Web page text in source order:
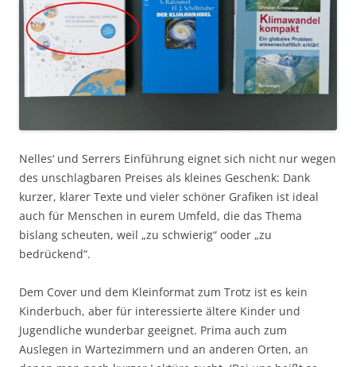
Nelles‘ und Serrers Einführung eignet sich nicht nur wegen
des unschlagbaren Preises als kleines Geschenk: Dank
kurzer, klarer Texte und vieler schöner Grafiken ist ideal
auch für Menschen in eurem Umfeld, die das Thema
bislang scheuten, weil „zu schwierig“ ooder „zu
bedrückend“.
Dem Cover und dem Kleinformat zum Trotz ist es kein
Kinderbuch, aber für interessierte ältere Kinder und
Jugendliche wunderbar geeignet. Prima auch zum
Auslegen in Wartezimmern und an anderen Orten, an